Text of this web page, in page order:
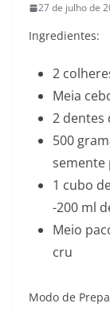
27 de julho de
Ingredientes:
2
Meia
2 dentes
500
semente
1 cubo
-200 ml
Meio
cru
Modo de